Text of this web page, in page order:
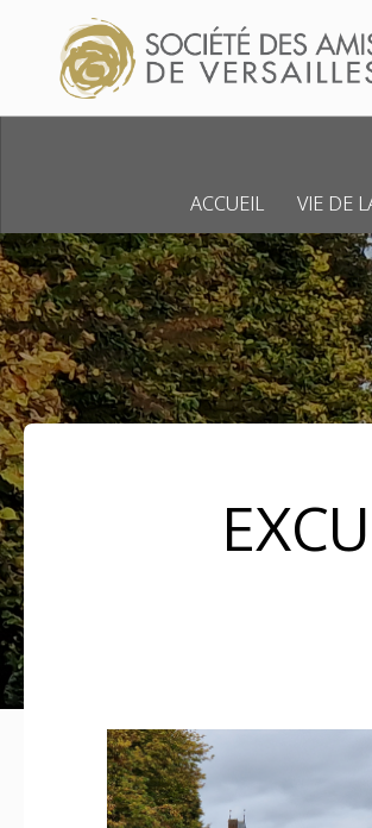
Skip to content
ACCUEIL VIE DE